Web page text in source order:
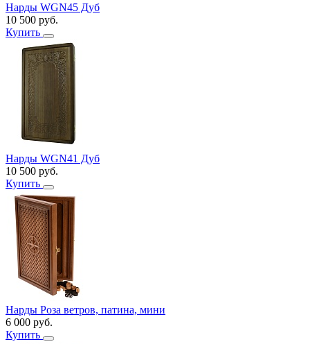
Нарды WGN45 Дуб
10 500 руб.
Купить
Нарды WGN41 Дуб
10 500 руб.
Купить
Нарды Роза ветров, патина, мини
6 000 руб.
Купить